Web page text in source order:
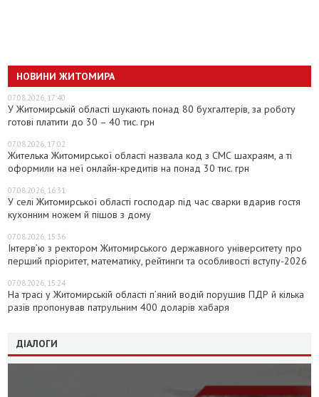
НОВИНИ ЖИТОМИРА
07.08.2026, 17:40
У Житомирській області шукають понад 80 бухгалтерів, за роботу
готові платити до 30 – 40 тис. грн
07.08.2026, 17:02
Жителька Житомирської області назвала код з СМС шахраям, а ті
оформили на неї онлайн-кредитів на понад 30 тис. грн
07.08.2026, 16:31
У селі Житомирської області господар під час сварки вдарив гостя
кухонним ножем й пішов з дому
07.08.2026, 15:36
Інтерв’ю з ректором Житомирського державного університету про
перший пріоритет, математику, рейтинги та особливості вступу-2026
07.08.2026, 15:24
На трасі у Житомирській області п’яний водій порушив ПДР й кілька
разів пропонував патрульним 400 доларів хабаря
ДІАЛОГИ